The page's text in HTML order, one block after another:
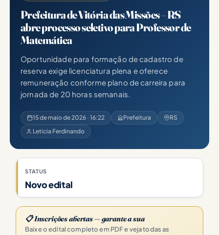
Prefeitura de Vitória das Missões – RS
abre processo seletivo para Professor de
Matemática
Oportunidade para formação de cadastro de
reserva exige licenciatura plena e oferece
remuneração conforme plano de carreira para
jornada de 20 horas semanais.
15 de maio de 2026 · 16:22 Prefeitura
RS
Leticia Ferdinando
STATUS
Novo edital
📋 Inscrições abertas — garante a sua
Baixe o edital completo em PDF e veja todas as